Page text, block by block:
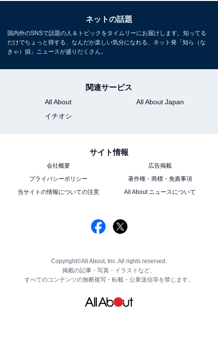
ネットの話題
国内外のSNSで話題の人＆トピックをタイムリーにお届けします。知ってる
だけでちょっと得する、なんだか楽しい気分になれる、ネット発「知ら（な
きゃ）損」ニュースが盛りだくさん。
関連サービス
All About
All About Japan
イチオシ
サイト情報
会社概要
広告掲載
プライバシーポリシー
著作権・商標・免責事項
当サイトの情報についての注意
All About ニュースについて
Copyright©All About, Inc. All rights reserved.
掲載の記事・写真・イラストなど、
すべてのコンテンツの無断複写・転載・公衆送信等を禁じます。